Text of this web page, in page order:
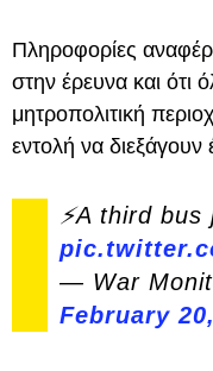
Πληροφορίες
στην έρευνα και ότι
μητροπολιτική
εντολή να
⚡️A third
— War
February